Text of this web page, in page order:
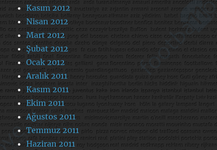
Kasım 2012
Nisan 2012
Mart 2012
Şubat 2012
Ocak 2012
Aralık 2011
Kasım 2011
Ekim 2011
Ağustos 2011
Temmuz 2011
Haziran 2011